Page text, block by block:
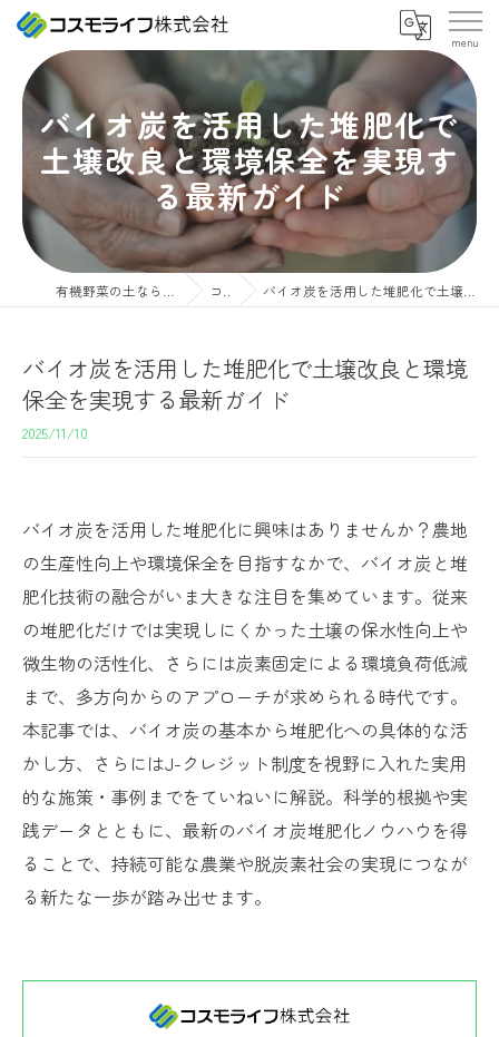
バイオ炭を活用した堆肥化で
土壌改良と環境保全を実現す
る最新ガイド
コラム バイオ炭を活用した堆肥化で土壌改良と環境保全を実現する最新ガイド
バイオ炭を活用した堆肥化で土壌改良と環境
保全を実現する最新ガイド
2025/11/10
バイオ炭を活用した堆肥化に興味はありませんか？農地
の生産性向上や環境保全を目指すなかで、バイオ炭と堆
肥化技術の融合がいま大きな注目を集めています。従来
の堆肥化だけでは実現しにくかった土壌の保水性向上や
微生物の活性化、さらには炭素固定による環境負荷低減
まで、多方向からのアプローチが求められる時代です。
本記事では、バイオ炭の基本から堆肥化への具体的な活
かし方、さらにはJ-クレジット制度を視野に入れた実用
的な施策・事例までをていねいに解説。科学的根拠や実
践データとともに、最新のバイオ炭堆肥化ノウハウを得
ることで、持続可能な農業や脱炭素社会の実現につなが
る新たな一歩が踏み出せます。